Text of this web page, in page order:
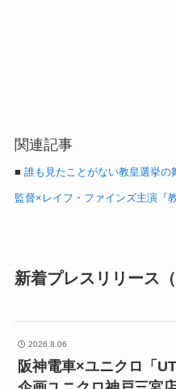
関連記事
■ 誰も見たことがない教皇選挙
監督×レイフ・ファインズ主演『
新着プレスリリース
2026.8.06
阪神電車×ユニクロ「